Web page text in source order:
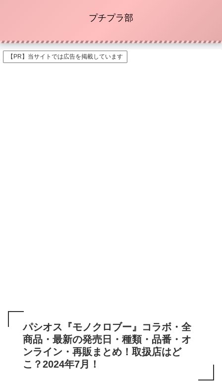
プチプラ部
【PR】当サイトでは広告を掲載しています
パシオス『モノクロブー』コラボ・全
商品・最新の発売日・種類・品番・オ
ンライン・再販まとめ！取扱店はど
こ？2024年7月！